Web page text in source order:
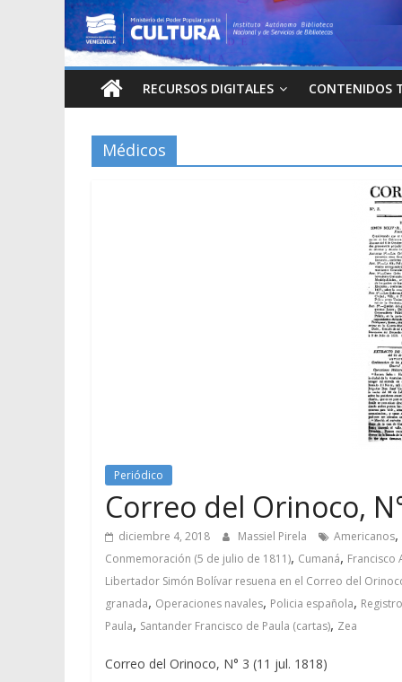
RECURSOS DIGITALES CONTENIDOS
Médicos
Periódico
Correo del Orinoco,
diciembre 4, 2018 Massiel Pirela Americanos,
Conmemoración (5 de julio de 1811), Cumaná, Francisco
Libertador Simón Bolívar resuena en el Correo del
granada, Operaciones navales, Policia española,
Paula, Santander Francisco de Paula (cartas), Zea
Correo del Orinoco, N° 3 (11 jul. 1818)